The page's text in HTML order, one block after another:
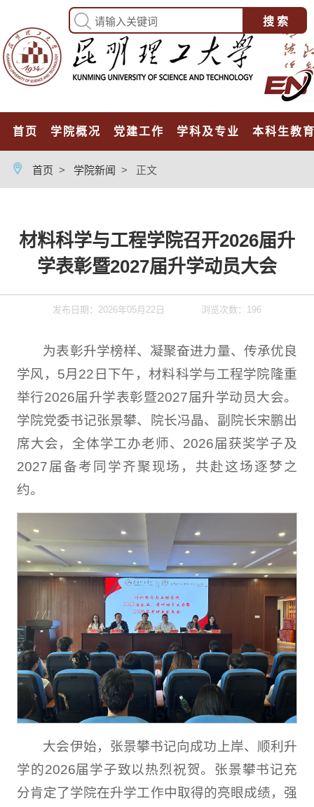
首页 学院概况 党建工作 学科及专业 本科生教
首页 > 学院新闻 > 正文
材料科学与工程学院召开2026届升
学表彰暨2027届升学动员大会
发布日期：2026年05月22日 浏览次数： 196
为表彰升学榜样、凝聚奋进力量、传承优良
学风，5月22日下午，材料科学与工程学院隆重
举行2026届升学表彰暨2027届升学动员大会。
学院党委书记张景攀、院长冯晶、副院长宋鹏出
席大会，全体学工办老师、2026届获奖学子及
2027届备考同学齐聚现场，共赴这场逐梦之
约。
大会伊始，张景攀书记向成功上岸、顺利升
学的2026届学子致以热烈祝贺。张景攀书记充
分肯定了学院在升学工作中取得的亮眼成绩，强